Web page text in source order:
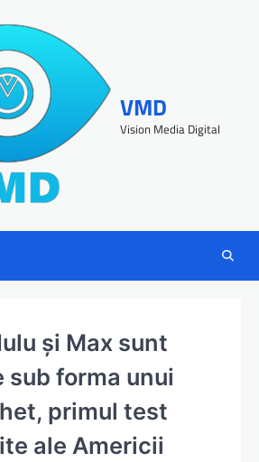
VMD
Vision Media Digital
şi Max sunt
forma unui
primul test
ale Americii